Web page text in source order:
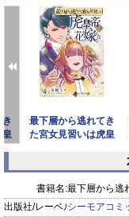
皇
最下層から逃れてき
た宮女見習いは虎皇
書籍名:最下層から逃
出版社/レーベル:シーモアコミ